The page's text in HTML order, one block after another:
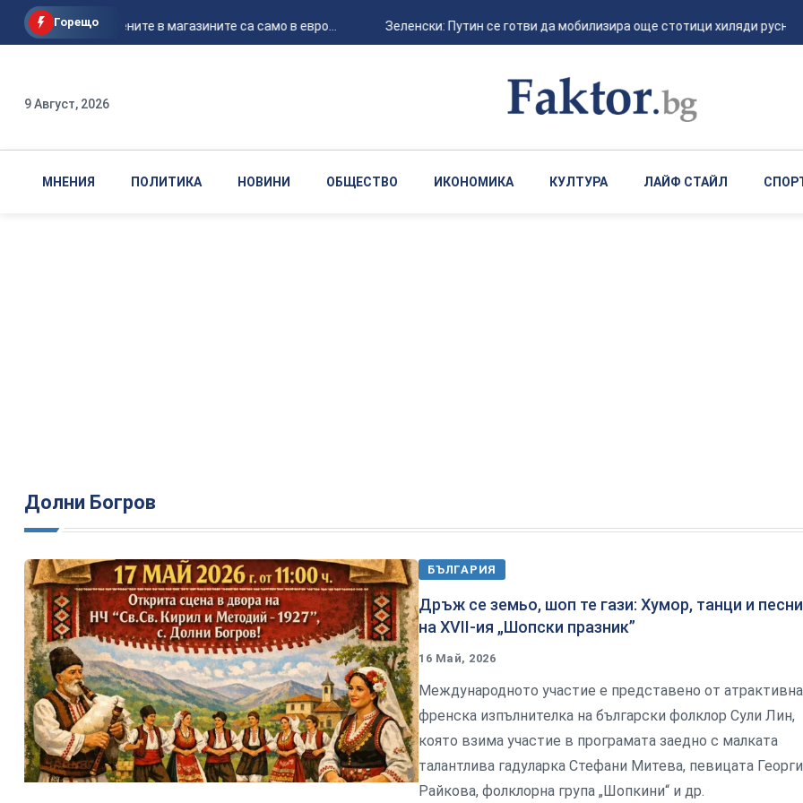
Горещо
От днес цените в магазините са само в евро... Зеленски: Путин се готви да мобилизира още стотици хиляди
9 Август, 2026
МНЕНИЯ ПОЛИТИКА НОВИНИ ОБЩЕСТВО ИКОНОМИКА КУЛТУРА ЛАЙФ СТАЙЛ
Долни Богров
БЪЛГАРИЯ
Дръж се земьо, шоп те гази: Хумор, танци и песни
на XVII-ия „Шопски празник”
16 Май, 2026
Международното участие е представено от
френска изпълнителка на български фолклор Сули Лин,
която взима участие в програмата заедно с малката
талантлива гадуларка Стефани Митева, певицата
Райкова, фолклорна група „Шопкини“ и др.